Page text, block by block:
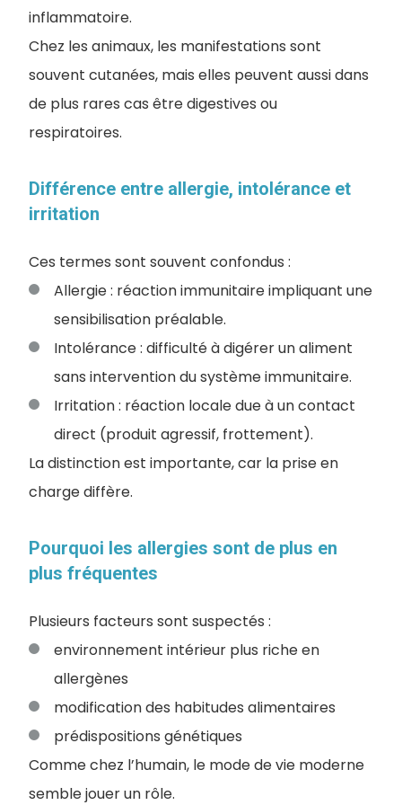
inflammatoire.
Chez les animaux, les manifestations sont
souvent cutanées, mais elles peuvent aussi dans
de plus rares cas être digestives ou
respiratoires.
Différence entre allergie, intolérance et
irritation
Ces termes sont souvent confondus :
Allergie : réaction immunitaire impliquant une
sensibilisation préalable.
Intolérance : difficulté à digérer un aliment
sans intervention du système immunitaire.
Irritation : réaction locale due à un contact
direct (produit agressif, frottement).
La distinction est importante, car la prise en
charge diffère.
Pourquoi les allergies sont de plus en
plus fréquentes
Plusieurs facteurs sont suspectés :
environnement intérieur plus riche en
allergènes
modification des habitudes alimentaires
prédispositions génétiques
Comme chez l’humain, le mode de vie moderne
semble jouer un rôle.